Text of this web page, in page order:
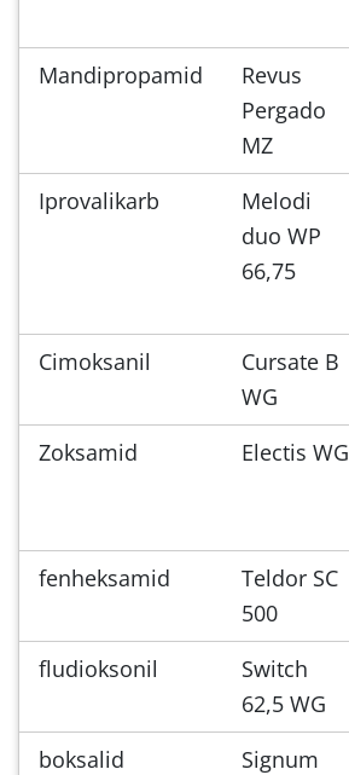
Mandipropamid
Revus
Pergado
MZ
Iprovalikarb
Melodi
duo WP
66,75
Cimoksanil
Cursate B
WG
Zoksamid Electis WG
fenheksamid
Teldor SC
500
fludioksonil
Switch
62,5 WG
boksalid
Signum